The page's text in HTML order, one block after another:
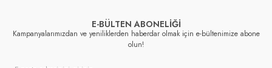
E-BÜLTEN ABONELİĞİ
Kampanyalarımızdan ve yeniliklerden haberdar olmak için e-bültenimize abone
olun!